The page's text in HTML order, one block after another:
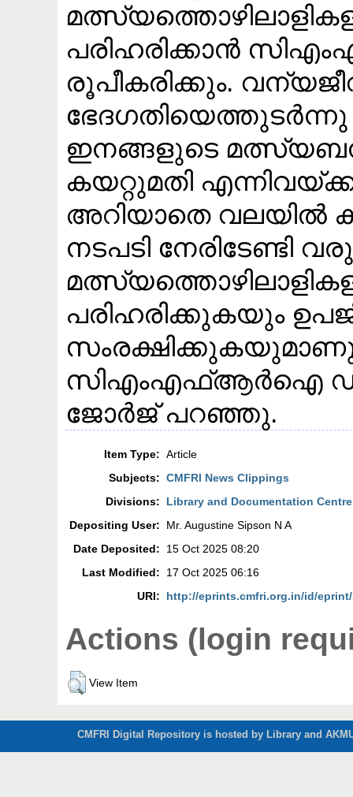
പരിഹരിക്കാൻ
രൂപീകരിക്കും.
ഭേദഗതിയെത്തുടർന്നു
ഇനങ്ങളുടെ
കയറ്റുമതി
അറിയാതെ വലയിൽ
നടപടി നേരിടേണ്ടി
പരിഹരിക്കുകയും
സംരക്ഷിക്കുകയുമാണു
സിഎംഎഫ്ആർഐ
ജോർജ് പറഞ്ഞു.
Item Type: Article
Subjects: CMFRI News Clippings
Divisions:
Library and Documentation Centre
Depositing User:
Mr. Augustine Sipson N A
Date Deposited:
15 Oct 2025 08:20
Last Modified:
17 Oct 2025 06:16
URI:
http://eprints.cmfri.org.in/id/eprint/
Actions (login
View Item
CMFRI Digital Repository is hosted by Library and